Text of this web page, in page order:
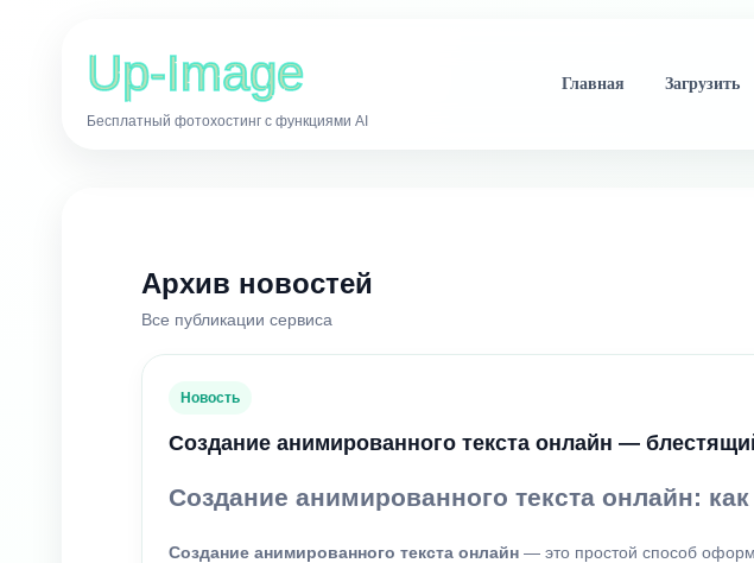
Up-Image
Бесплатный фотохостинг с функциями AI
Главная Загрузить
Архив новостей
Все публикации сервиса
Новость
Создание анимированного текста онлайн —
Создание анимированного текста онлайн:
Создание анимированного текста онлайн — это простой способ